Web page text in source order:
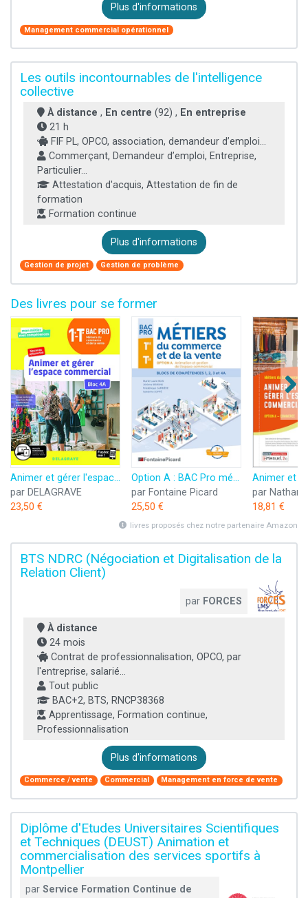
Plus d'informations
Management commercial opérationnel
Les outils incontournables de l'intelligence
collective
À distance , En centre (92) , En entreprise
21 h
FIF PL, OPCO, association, demandeur d’emploi...
Commerçant, Demandeur d’emploi, Entreprise,
Particulier...
Attestation d'acquis, Attestation de fin de
formation
Formation continue
Plus d'informations
Gestion de projet Gestion de problème
Des livres pour se former
Animer et gérer l'espace commercial - Bloc 4A - 1re, Tle Bac Pro Métiers du commerce et de la vente (MCV) (2020) - Pochette élève
par DELAGRAVE
23,50 €
Option A : BAC Pro métiers du commerce et de la vente: Option A : animation et gestion de l'espace commercial
par Fontaine Picard
25,50 €
par Nathan
18,81 €
livres proposés chez notre partenaire Amazon
BTS NDRC (Négociation et Digitalisation de la
Relation Client)
par FORCES
À distance
24 mois
Contrat de professionnalisation, OPCO, par
l'entreprise, salarié...
Tout public
BAC+2, BTS, RNCP38368
Apprentissage, Formation continue,
Professionnalisation
Plus d'informations
Commerce / vente Commercial Management en force de vente
Diplôme d'Etudes Universitaires Scientifiques
et Techniques (DEUST) Animation et
commercialisation des services sportifs à
Montpellier
par Service Formation Continue de